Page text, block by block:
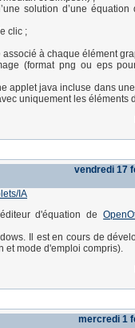
solution d’une équation
clic ;
à chaque élément
(format png ou eps
applet java incluse dans
uniquement les éléments
vendredi 17
IA
d'équation de
Il est en cours de
et mode d'emploi compris).
mercredi 1